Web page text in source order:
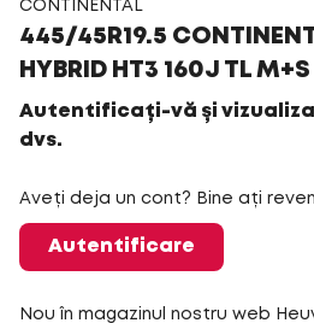
CONTINENTAL
445/45R19.5
HYBRID HT3 160J TL M+S
Autentificați-vă și
dvs.
Aveți deja un cont? Bine ați
Autentificare
Nou în magazinul nostru web